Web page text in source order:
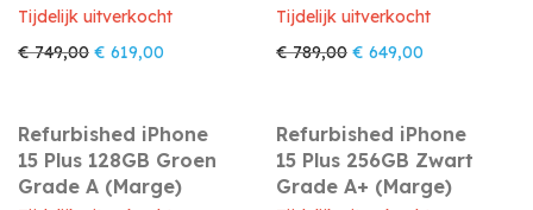
Tijdelijk uitverkocht
€749,00 Oorspronkelijke prijs was: € 749,00.
€ 619,00 Huidige prijs is: € 619,00.
Tijdelijk uitverkocht
€789,00 Oorspronkelijke prijs
€ 649,00
Refurbished iPhone
15 Plus 128GB Groen
Grade A (Marge)
Refurbished iPhone
15 Plus 256GB Zwart
Grade A+ (Marge)